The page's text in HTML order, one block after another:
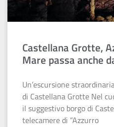
Castellana Grotte,
Mare passa anche
Un’escursione
di Castellana Grotte Nel
il suggestivo borgo di
telecamere di “Azzurro